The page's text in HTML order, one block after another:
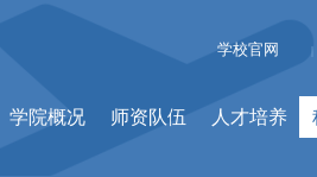
学校官网 |
学院概况 师资队伍 人才培养